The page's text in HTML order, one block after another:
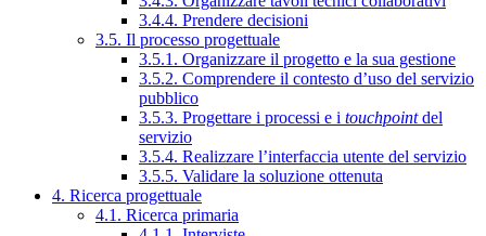
3.4.4. Prendere decisioni
3.5. Il processo progettuale
3.5.1. Organizzare il progetto e la sua gestione
3.5.2. Comprendere il contesto d’uso del servizio
pubblico
3.5.3. Progettare i processi e i touchpointdel
servizio
3.5.4. Realizzare l’interfaccia utente del servizio
3.5.5. Validare la soluzione ottenuta
4. Ricerca progettuale
4.1. Ricerca primaria